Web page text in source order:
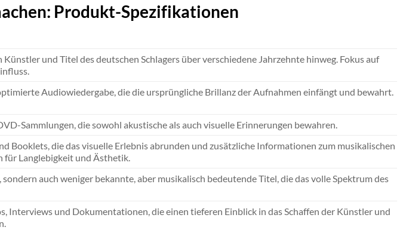
Produkt-Spezifikationen
und Titel des deutschen Schlagers über verschiedene Jahrzehnte hinweg. Fokus auf
Audiowiedergabe, die die ursprüngliche Brillanz der Aufnahmen einfängt und bewahrt.
Sammlungen, die sowohl akustische als auch visuelle Erinnerungen bewahren.
Booklets, die das visuelle Erlebnis abrunden und zusätzliche Informationen zum musikalischen
Langlebigkeit und Ästhetik.
auch weniger bekannte, aber musikalisch bedeutende Titel, die das volle Spektrum des
Interviews und Dokumentationen, die einen tieferen Einblick in das Schaffen der Künstler und